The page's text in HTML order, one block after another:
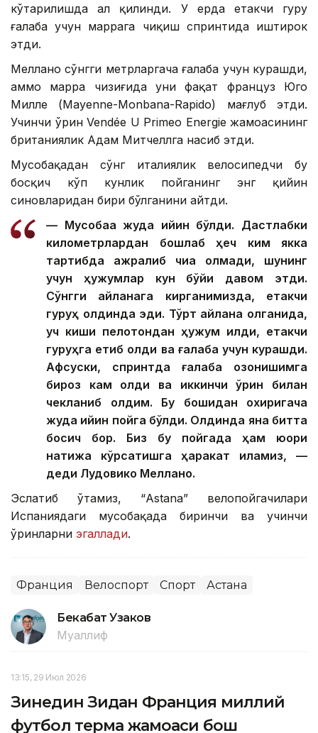
кўтарилишда ҳал қилинди. У ерда етакчи гуруҳ
ғалаба учун маррага чиқиш спринтида иштирок
этди.
Меллано сўнгги метрларгача ғалаба учун курашди,
аммо марра чизиғида уни фақат француз Юго
Милле (Mayenne-Monbana-Rapido) мағлуб этди.
Учинчи ўрин Vendée U Primeo Energie жамоасининг
британиялик Адам Митчеллга насиб этди.
Мусобақадан сўнг италиялик велосипедчи бу
босқич кўп кунлик пойганинг энг қийин
синовларидан бири бўлганини айтди.
— Мусобақа жуда қийин бўлди. Дастлабки
километрлардан бошлаб ҳеч ким якка
тартибда ажралиб чиқа олмади, шунинг
учун ҳужумлар кун бўйи давом этди.
Сўнгги айланага кирганимизда, етакчи
гуруҳ олдинда эди. Тўрт айлана қолганида,
уч киши пелотондан ҳужум қилди, етакчи
гуруҳга етиб олди ва ғалаба учун курашди.
Афсуски, спринтда ғалаба қозонишимга
бироз кам қолди ва иккинчи ўрин билан
чекланиб қолдим. Бу бошидан охиригача
жуда қийин пойга бўлди. Олдинда яна битта
босқич бор. Биз бу пойгада ҳам юқори
натижа кўрсатишга ҳаракат қиламиз, —
деди Лудовико Меллано.
Эслатиб ўтамиз, “Аstana” велопойгачилари
Испаниядаги мусобақада биринчи ва учинчи
ўринларни эгаллади.
Франция Велоспорт Спорт Астана
Бекабат Узаков
Муаллиф
13:15, 29 Июл 2026
Зинедин Зидан Франция миллий
футбол терма жамоаси бош